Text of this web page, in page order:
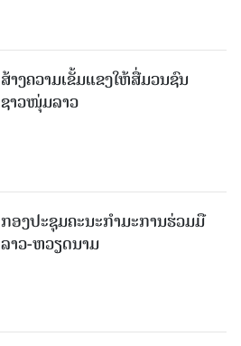
ສ້າງຄວາມເຂັ້ມແຂງໃຫ້ສື່ມວນຊົນ
ຊາວໜຸ່ມລາວ
ກອງປະຊຸມຄະນະກຳມະການຮ່ວມມື
ລາວ-ຫວຽດນາມ